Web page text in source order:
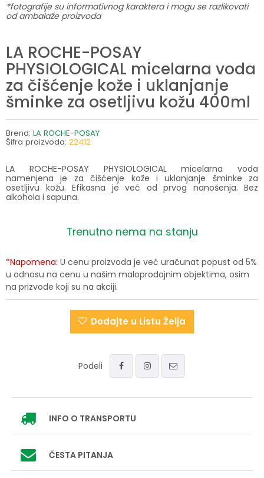
*fotografije su informativnog karaktera i mogu se razlikovati
od ambalaže proizvoda
LA ROCHE-POSAY
PHYSIOLOGICAL micelarna voda
za čišćenje kože i uklanjanje
šminke za osetljivu kožu 400ml
Brend: LA ROCHE-POSAY
Šifra proizvoda: 22412
LA ROCHE-POSAY PHYSIOLOGICAL micelarna voda
namenjena je za čišćenje kože i uklanjanje šminke za
osetljivu kožu. Efikasna je već od prvog nanošenja. Bez
alkohola i sapuna.
Trenutno nema na stanju
*Napomena: U cenu proizvoda je već uračunat popust od 5%
u odnosu na cenu u našim maloprodajnim objektima, osim
na prizvode koji su na akciji.
Dodajte u Listu Želja
Podeli
INFO O TRANSPORTU
ČESTA PITANJA